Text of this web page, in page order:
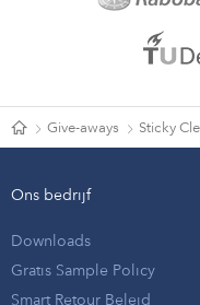
Give-aways Sticky
Ons bedrijf
Downloads
Gratis Sample Policy
Smart Retour Beleid